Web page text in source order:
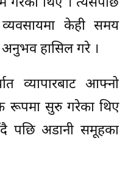
केही समय
हासिल गरे ।
व्यापारबाट आफ्नो
रूपमा सुरु गरेका थिए
पछि अडानी समूहका